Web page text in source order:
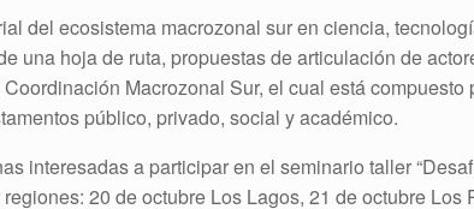
del ecosistema macrozonal sur en ciencia,
una hoja de ruta, propuestas de articulación de
Macrozonal Sur, el cual está
público, privado, social y académico.
interesadas a participar en el seminario taller
20 de octubre Los Lagos, 21 de octubre